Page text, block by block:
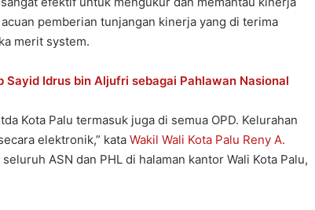
pemberian tunjangan kinerja yang di terima
merit system.
Sayid Idrus bin Aljufri sebagai Pahlawan Nasional
Kota Palu termasuk juga di semua OPD. Kelurahan
elektronik,” kata Wakil Wali Kota Palu Reny A.
ASN dan PHL di halaman kantor Wali Kota Palu,